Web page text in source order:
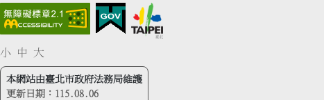
小 中 大
本網站由臺北市政府法務局維護
更新日期： 115.08.06